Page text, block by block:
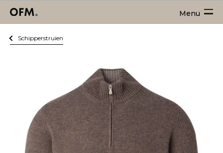
Menu
Schipperstruien